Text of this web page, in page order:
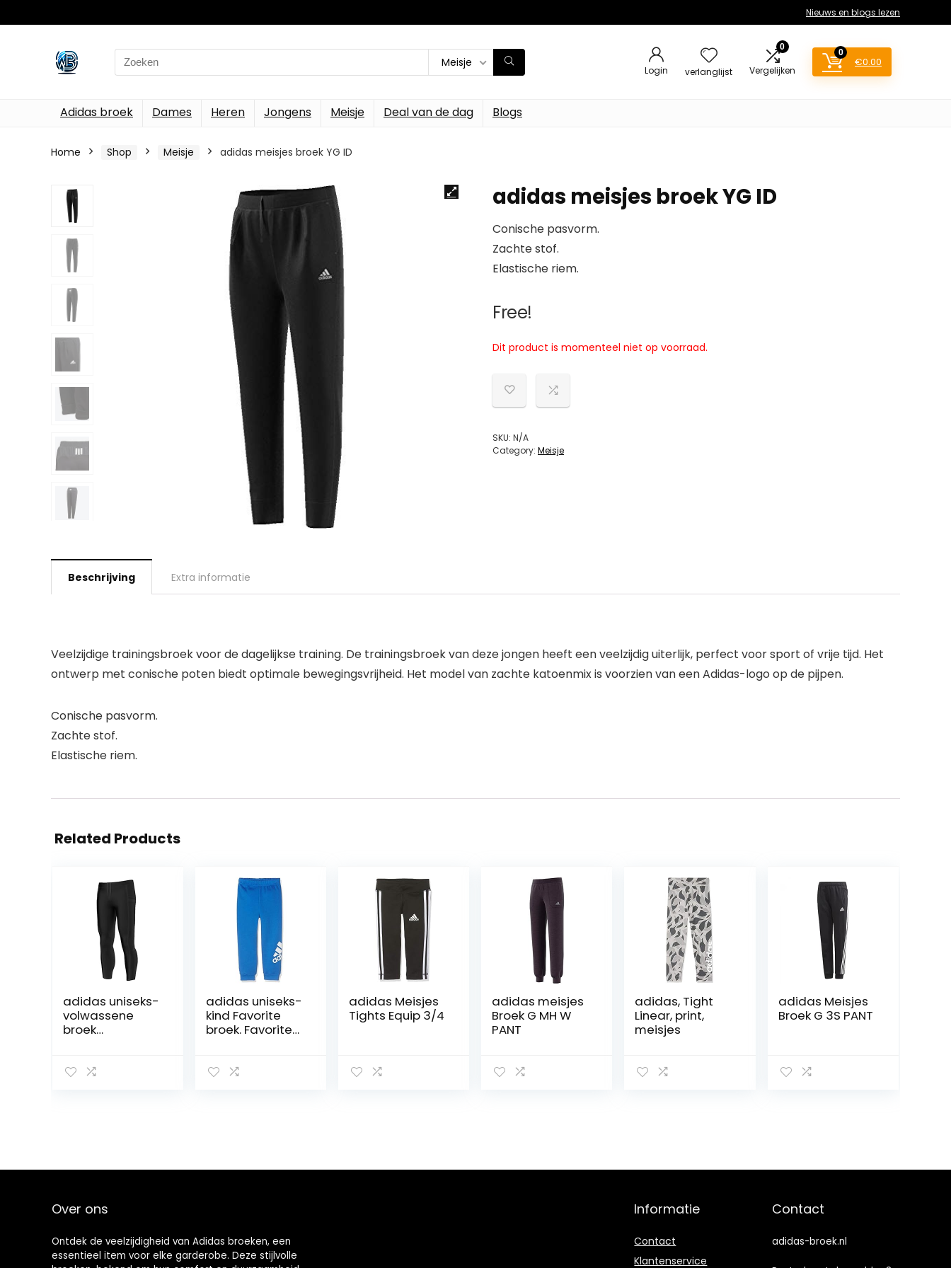
Nieuws en blogs lezen
Search
for:
Meisje
Login verlanglijst
0
Vergelijken
0
€0.00
Adidas broek Dames Heren Jongens Meisje Deal van de dag Blogs
Home Shop Meisje adidas meisjes broek YG ID
adidas meisjes broek YG ID
Conische pasvorm.
Zachte stof.
Elastische riem.
Free!
Dit product is momenteel niet op voorraad.
SKU: N/A
Category: Meisje
Beschrijving Extra informatie
Veelzijdige trainingsbroek voor de dagelijkse training. De trainingsbroek van deze jongen heeft een veelzijdig uiterlijk, perfect voor sport of vrije tijd. Het
ontwerp met conische poten biedt optimale bewegingsvrijheid. Het model van zachte katoenmix is voorzien van een Adidas-logo op de pijpen.
Conische pasvorm.
Zachte stof.
Elastische riem.
Related Products
adidas uniseks-
volwassene
broek
legging
adidas uniseks-
kind Favorite
broek. Favorite
adidas Meisjes
Tights Equip 3/4
adidas meisjes
Broek G MH W
PANT
adidas, Tight
Linear, print,
meisjes
adidas Meisjes
Broek G 3S PANT
Over ons
Ontdek de veelzijdigheid van Adidas broeken, een
essentieel item voor elke garderobe. Deze stijlvolle
Informatie
Contact
Klantenservice
Contact
adidas-broek.nl